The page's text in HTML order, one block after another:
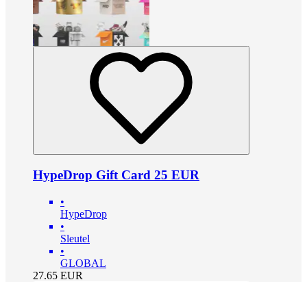
HypeDrop Gift Card 25 EUR
•
HypeDrop
•
Sleutel
•
GLOBAL
27.65 EUR